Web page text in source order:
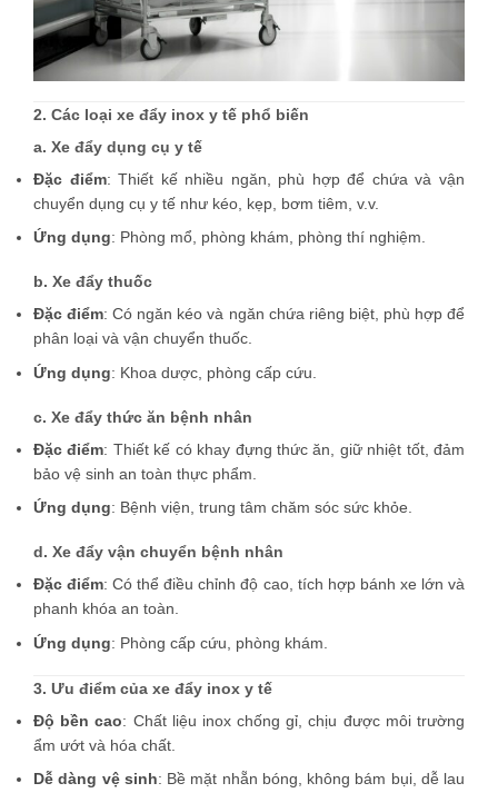
2. Các loại xe đẩy inox y tế phổ biến
a. Xe đẩy dụng cụ y tế
Đặc điểm: Thiết kế nhiều ngăn, phù hợp để chứa và vận
chuyển dụng cụ y tế như kéo, kẹp, bơm tiêm, v.v.
Ứng dụng: Phòng mổ, phòng khám, phòng thí nghiệm.
b. Xe đẩy thuốc
Đặc điểm: Có ngăn kéo và ngăn chứa riêng biệt, phù hợp để
phân loại và vận chuyển thuốc.
Ứng dụng: Khoa dược, phòng cấp cứu.
c. Xe đẩy thức ăn bệnh nhân
Đặc điểm: Thiết kế có khay đựng thức ăn, giữ nhiệt tốt, đảm
bảo vệ sinh an toàn thực phẩm.
Ứng dụng: Bệnh viện, trung tâm chăm sóc sức khỏe.
d. Xe đẩy vận chuyển bệnh nhân
Đặc điểm: Có thể điều chỉnh độ cao, tích hợp bánh xe lớn và
phanh khóa an toàn.
Ứng dụng: Phòng cấp cứu, phòng khám.
3. Ưu điểm của xe đẩy inox y tế
Độ bền cao: Chất liệu inox chống gỉ, chịu được môi trường
ẩm ướt và hóa chất.
Dễ dàng vệ sinh: Bề mặt nhẵn bóng, không bám bụi, dễ lau